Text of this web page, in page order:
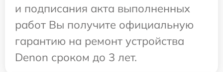
и подписания акта выполненных
работ Вы получите официальную
гарантию на ремонт устройства
Denon сроком до 3 лет.